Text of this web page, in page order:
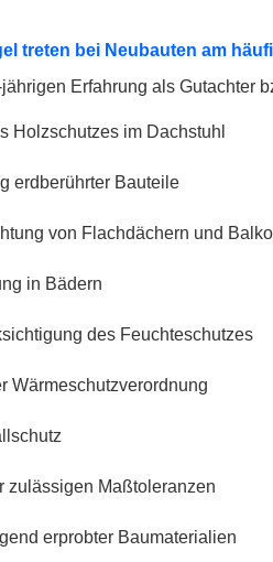
treten bei Neubauten am
Erfahrung als Gutachter
Holzschutzes im Dachstuhl
erdberührter Bauteile
von Flachdächern und
in Bädern
des Feuchteschutzes
Wärmeschutzverordnung
zulässigen Maßtoleranzen
erprobter Baumaterialien